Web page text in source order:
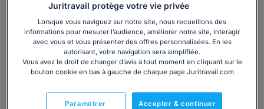
Vous souhaitez une consultation par
téléphone ?
Consulter immédiatement
vendredi)
Juritravail protège votre vie privée
Lorsque vous naviguez sur notre site, nous recueillons des
informations pour mesurer l’audience, améliorer notre site, interagir
avec vous et vous présenter des offres personnalisées. En les
autorisant, votre navigation sera simplifiée.
Vous avez le droit de changer d’avis à tout moment en cliquant sur le
bouton cookie en bas à gauche de chaque page Juritravail.com
Accepter & continuer
Paramétrer